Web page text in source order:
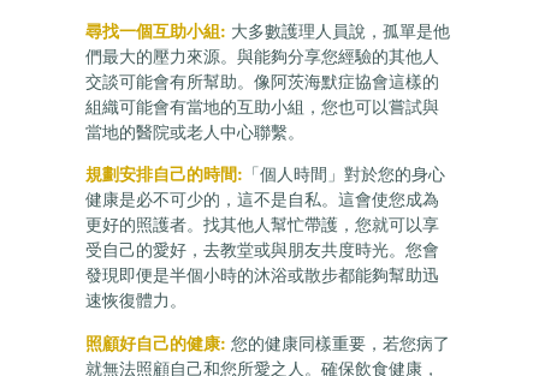
尋找一個互助小組: 大多數護理人員說，孤單是他
們最大的壓力來源。與能夠分享您經驗的其他人
交談可能會有所幫助。像阿茨海默症協會這樣的
組織可能會有當地的互助小組，您也可以嘗試與
當地的醫院或老人中心聯繫。
規劃安排自己的時間: 「個人時間」對於您的身心
健康是必不可少的，這不是自私。這會使您成為
更好的照護者。找其他人幫忙帶護，您就可以享
受自己的愛好，去教堂或與朋友共度時光。您會
發現即便是半個小時的沐浴或散步都能夠幫助迅
速恢復體力。
照顧好自己的健康: 您的健康同樣重要，若您病了
就無法照顧自己和您所愛之人。確保飲食健康，